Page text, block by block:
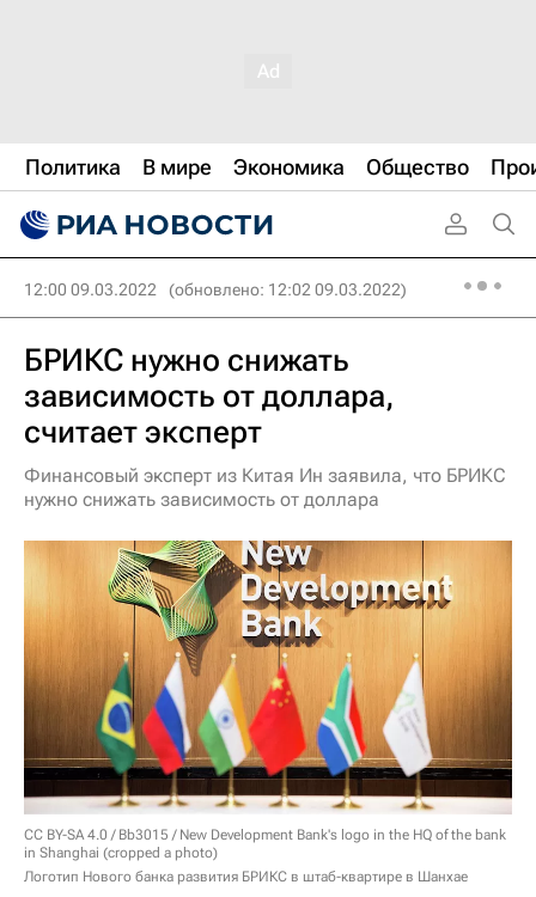
Политика В мире Экономика Общество
12:00 09.03.2022 (обновлено: 12:02 09.03.2022)
БРИКС нужно снижать
зависимость от доллара,
считает эксперт
Финансовый эксперт из Китая Ин заявила, что БРИКС
нужно снижать зависимость от доллара
CC BY-SA 4.0 / Bb3015 / New Development Bank's logo in the HQ of the bank
in Shanghai (cropped a photo)
Логотип Нового банка развития БРИКС в штаб-квартире в Шанхае